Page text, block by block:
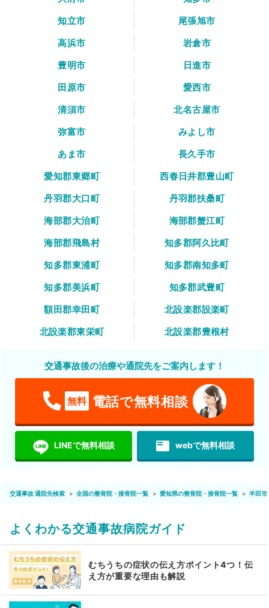
知立市
尾張旭市
高浜市
岩倉市
豊明市
日進市
田原市
愛西市
清須市
北名古屋市
弥富市
みよし市
あま市
長久手市
愛知郡東郷町
西春日井郡豊山町
丹羽郡大口町
丹羽郡扶桑町
海部郡大治町
海部郡蟹江町
海部郡飛島村
知多郡阿久比町
知多郡東浦町
知多郡南知多町
知多郡美浜町
知多郡武豊町
額田郡幸田町
北設楽郡設楽町
北設楽郡東栄町
北設楽郡豊根村
交通事故後の治療や通院先をご案内します！
無料 電話で無料相談
LINEで無料相談 featured_play_list webで無料相談
交通事故 通院先検索 全国の整骨院・接骨院一覧 愛知県の整骨院・接骨院一覧 半田市
よくわかる交通事故病院ガイド
むちうちの症状の伝え方ポイント4つ！伝
え方が重要な理由も解説